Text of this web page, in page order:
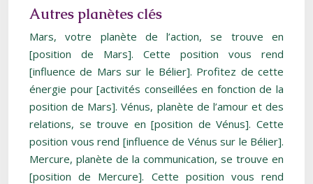
Autres planètes clés
Mars, votre planète de l’action, se trouve en
[position de Mars]. Cette position vous rend
[influence de Mars sur le Bélier]. Profitez de cette
énergie pour [activités conseillées en fonction de la
position de Mars]. Vénus, planète de l’amour et des
relations, se trouve en [position de Vénus]. Cette
position vous rend [influence de Vénus sur le Bélier].
Mercure, planète de la communication, se trouve en
[position de Mercure]. Cette position vous rend